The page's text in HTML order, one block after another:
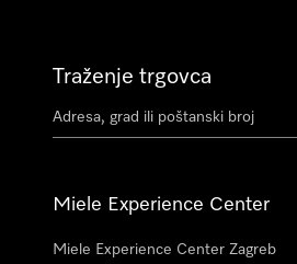
Traženje trgovca
Miele Experience Center
Miele Experience Center Zagreb